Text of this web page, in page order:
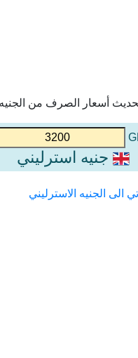
أسعار الصرف من الجنيه
جنيه استرليني
الى الجنيه الاسترليني